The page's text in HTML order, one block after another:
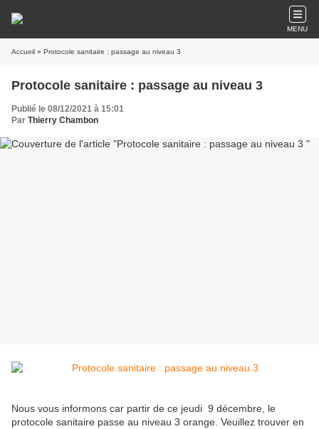
MENU
Accueil » Protocole sanitaire : passage au niveau 3
Protocole sanitaire : passage au niveau 3
Publié le 08/12/2021 à 15:01
Par Thierry Chambon
Nous vous informons car partir de ce jeudi 9 décembre, le
protocole sanitaire passe au niveau 3 orange. Veuillez trouver en